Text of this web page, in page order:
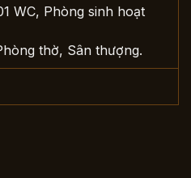
WC, Phòng sinh hoạt
thờ, Sân thượng.